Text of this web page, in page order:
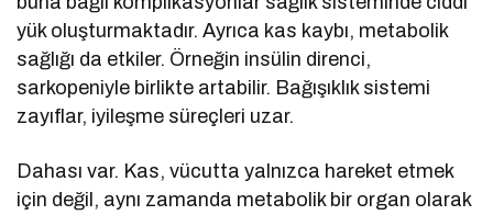
yük oluşturmaktadır. Ayrıca kas kaybı, metabolik
sağlığı da etkiler. Örneğin insülin direnci,
sarkopeniyle birlikte artabilir. Bağışıklık sistemi
zayıflar, iyileşme süreçleri uzar.
Dahası var. Kas, vücutta yalnızca hareket etmek
için değil, aynı zamanda metabolik bir organ olarak